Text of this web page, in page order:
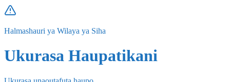
Halmashauri ya Wilaya ya Siha
Ukurasa Haupatikani